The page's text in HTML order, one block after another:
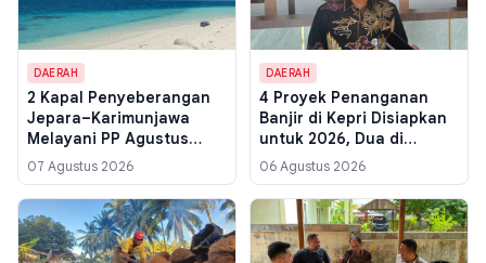
DAERAH
2 Kapal Penyeberangan
Jepara–Karimunjawa
Melayani PP Agustus
2026, Cek Jadwal dan
Harga Tiket KMP Siginjai
hingga Express Bahari
07 Agustus 2026
DAERAH
4 Proyek Penanganan
Banjir di Kepri Disiapkan
untuk 2026, Dua di
Karimun dan Dua di Pulau
Bintan
06 Agustus 2026